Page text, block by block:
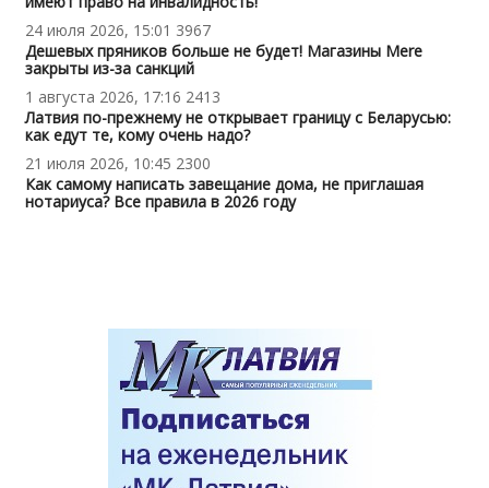
24 июля 2026, 15:01 3967
Дешевых пряников больше не будет! Магазины Mere
закрыты из-за санкций
1 августа 2026, 17:16 2413
Латвия по-прежнему не открывает границу с Беларусью:
как едут те, кому очень надо?
21 июля 2026, 10:45 2300
Как самому написать завещание дома, не приглашая
нотариуса? Все правила в 2026 году